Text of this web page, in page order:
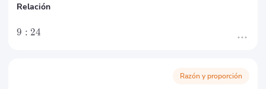
Relación
9 : 24
Razón y proporción